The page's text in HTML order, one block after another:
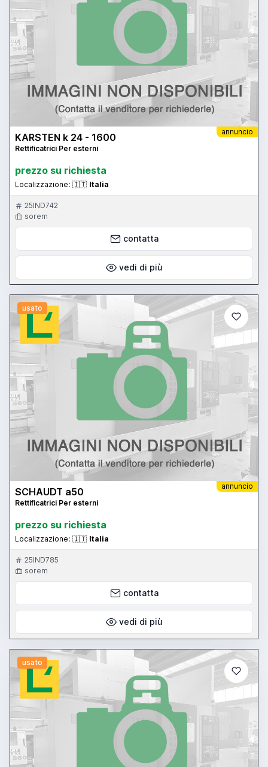
annuncio
KARSTEN k 24 - 1600
Rettificatrici Per esterni
prezzo su richiesta
Localizzazione: 🇮🇹 Italia
25IND742
sorem
contatta
vedi di più
usato
annuncio
SCHAUDT a50
Rettificatrici Per esterni
prezzo su richiesta
Localizzazione: 🇮🇹 Italia
25IND785
sorem
contatta
vedi di più
usato